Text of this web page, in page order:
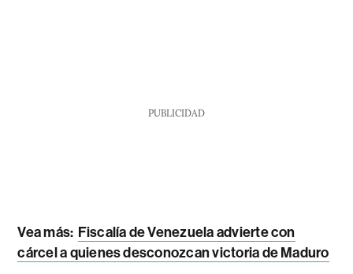
PUBLICIDAD
Vea más: Fiscalía de Venezuela advierte con
cárcel a quienes desconozcan victoria de Maduro